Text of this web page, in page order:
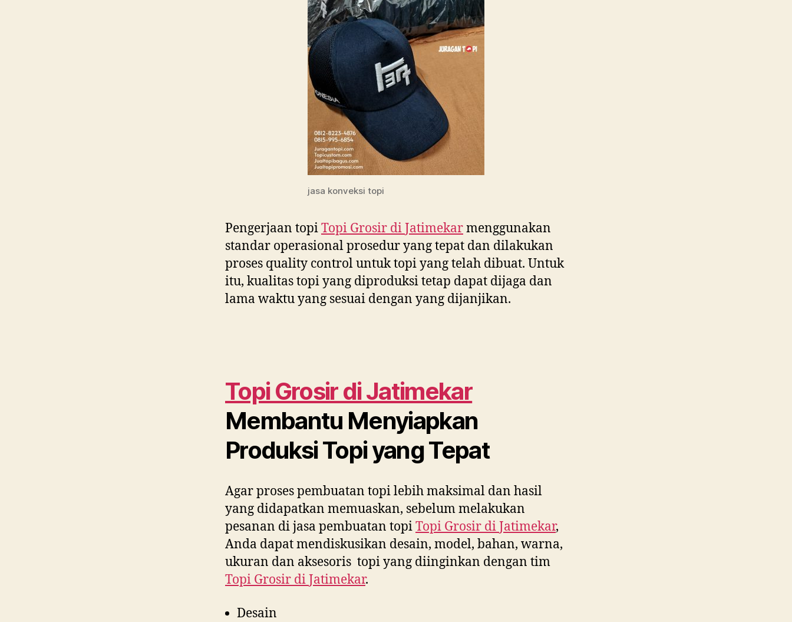
jasa konveksi topi
Pengerjaan topiTopi Grosir diJatimekarmenggunakan
standar operasional prosedur yang tepat dan dilakukan
proses quality control untuk topi yang telah dibuat. Untuk
itu, kualitas topi yang diproduksi tetap dapat dijaga dan
lama waktu yang sesuai dengan yang dijanjikan.
Topi Grosir diJatimekar
Membantu Menyiapkan
Produksi Topi yang Tepat
Agar proses pembuatan topi lebih maksimal dan hasil
yang didapatkan memuaskan, sebelum melakukan
pesanan di jasa pembuatan topiTopi Grosir diJatimekar,
Anda dapat mendiskusikan desain, model, bahan, warna,
ukuran dan aksesoris topi yang diinginkan dengan tim
Topi Grosir diJatimekar.
Desain